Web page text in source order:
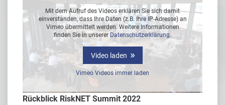
Mit dem Aufruf des Videos erklären Sie sich damit
einverstanden, dass Ihre Daten (z.B. Ihre IP-Adresse) an
Vimeo übermittelt werden. Weitere Informationen
finden Sie in unserer Datenschutzerklärung.
Video laden
Vimeo Videos immer laden
Rückblick RiskNET Summit 2022